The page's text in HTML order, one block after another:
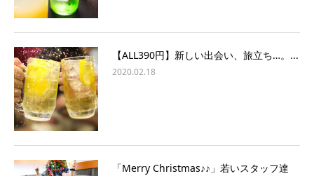
【ALL390円】新しい出会い、旅立ち…。...
2020.02.18
「Merry Christmas♪♪」若いスタッフ達